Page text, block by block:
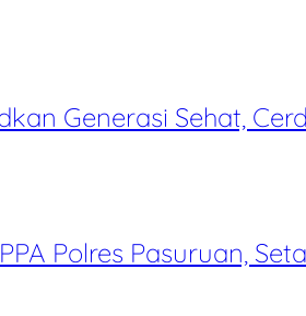
Generasi Sehat,
Polres Pasuruan,